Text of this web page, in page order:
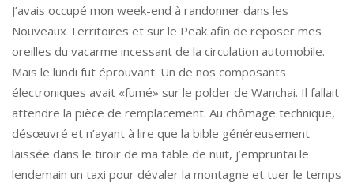
J’avais occupé mon week-end à randonner dans les
Nouveaux Territoires et sur le Peak afin de reposer mes
oreilles du vacarme incessant de la circulation automobile.
Mais le lundi fut éprouvant. Un de nos composants
électroniques avait «fumé» sur le polder de Wanchai. Il fallait
attendre la pièce de remplacement. Au chômage technique,
désœuvré et n’ayant à lire que la bible généreusement
laissée dans le tiroir de ma table de nuit, j’empruntai le
lendemain un taxi pour dévaler la montagne et tuer le temps